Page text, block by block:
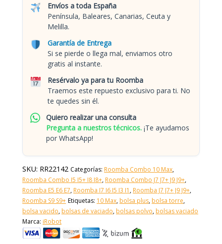
Envíos a toda España
Península, Baleares, Canarias, Ceuta y
Melilla.
Garantía de Entrega
Si se pierde o llega mal, enviamos otro
gratis al instante.
Resérvalo ya para tu Roomba
Traemos este repuesto exclusivo para ti. No
te quedes sin él.
Quiero realizar una consulta
Pregunta a nuestros técnicos. ¡Te ayudamos
por WhatsApp!
SKU: RR22142 Categorías: Roomba Combo 10 Max,
Roomba Combo I5 I5+ I8 I8+, Roomba Combo J7 J7+ J9 J9+,
Roomba E5 E6 E7, Roomba I7 I6 I5 I3 I1 , Roomba J7 J7+ J9 J9+,
Roomba S9 S9+ Etiquetas: 10 Max, bolsa plus, bolsa torre,
bolsa vacido, bolsas de vaciado, bolsas polvo, bolsas vaciado
Marca: iRobot